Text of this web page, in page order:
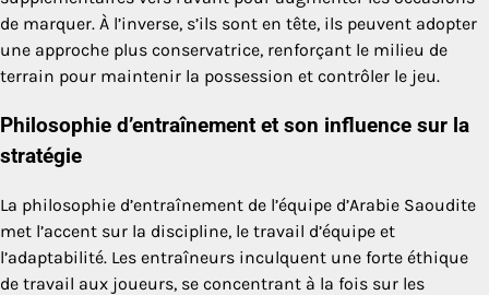
de marquer. À l’inverse, s’ils sont en tête, ils peuvent adopter
une approche plus conservatrice, renforçant le milieu de
terrain pour maintenir la possession et contrôler le jeu.
Philosophie d’entraînement et son influence sur la
stratégie
La philosophie d’entraînement de l’équipe d’Arabie Saoudite
met l’accent sur la discipline, le travail d’équipe et
l’adaptabilité. Les entraîneurs inculquent une forte éthique
de travail aux joueurs, se concentrant à la fois sur les